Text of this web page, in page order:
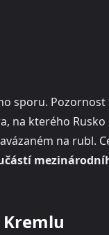
sporu.
na kterého
na rubl.